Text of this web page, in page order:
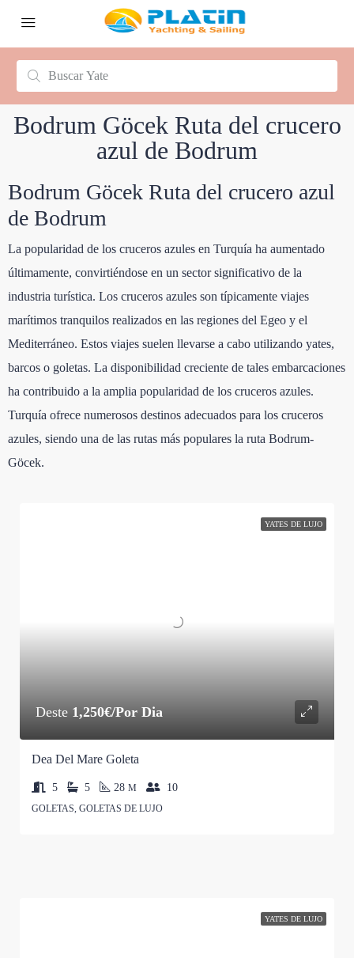
Bodrum Göcek Ruta del crucero
azul de Bodrum
Bodrum Göcek Ruta del crucero azul
de Bodrum
La popularidad de los cruceros azules en Turquía ha aumentado
últimamente, convirtiéndose en un sector significativo de la
industria turística. Los cruceros azules son típicamente viajes
marítimos tranquilos realizados en las regiones del Egeo y el
Mediterráneo. Estos viajes suelen llevarse a cabo utilizando yates,
barcos o goletas. La disponibilidad creciente de tales embarcaciones
ha contribuido a la amplia popularidad de los cruceros azules.
Turquía ofrece numerosos destinos adecuados para los cruceros
azules, siendo una de las rutas más populares la ruta Bodrum-
Göcek.
YATES DE LUJO
Deste 1,250€/Por Dia
Dea Del Mare Goleta
5 5 28 M 10
GOLETAS, GOLETAS DE LUJO
YATES DE LUJO